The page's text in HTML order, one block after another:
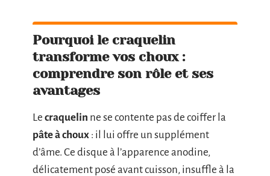
Pourquoi le craquelin
transforme vos choux :
comprendre son rôle et ses
avantages
Le craquelin ne se contente pas de coiffer la
pâte à choux : il lui offre un supplément
d’âme. Ce disque à l’apparence anodine,
délicatement posé avant cuisson, insuffle à la